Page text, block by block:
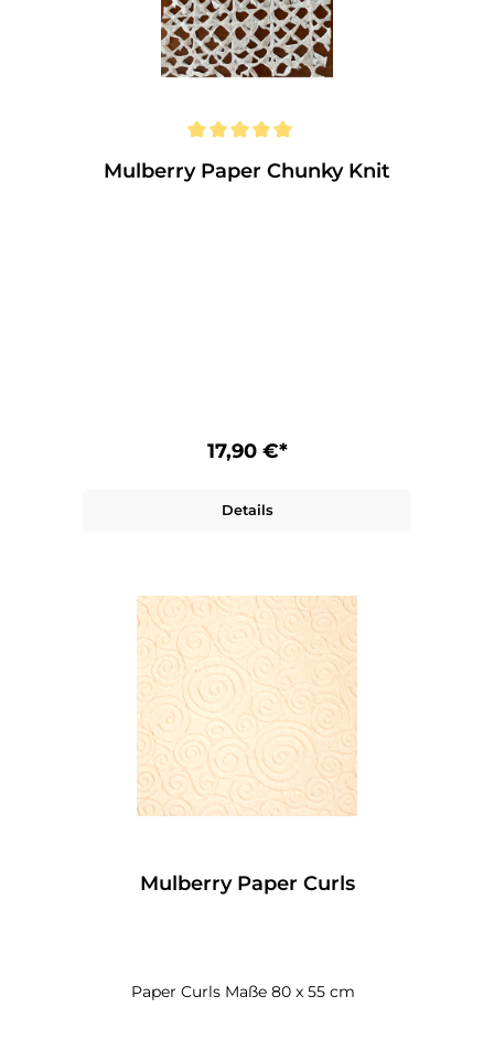
Mulberry Paper Chunky Knit
17,90 €*
Details
Mulberry Paper Curls